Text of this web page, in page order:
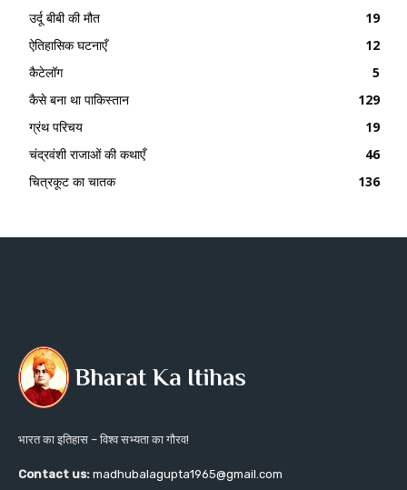
उर्दू बीबी की मौत
19
ऐतिहासिक घटनाएँ
12
कैटेलॉग
5
कैसे बना था पाकिस्तान
129
ग्रंथ परिचय
19
चंद्रवंशी राजाओं की कथाएँ
46
चित्रकूट का चातक
136
भारत का इतिहास – विश्व सभ्यता का गौरव!
Contact us: madhubalagupta1965@gmail.com